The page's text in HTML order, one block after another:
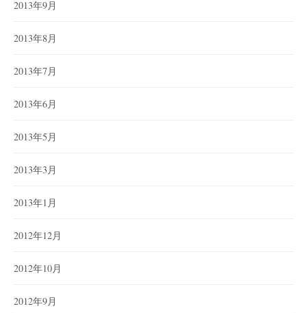
2013年9月
2013年8月
2013年7月
2013年6月
2013年5月
2013年3月
2013年1月
2012年12月
2012年10月
2012年9月